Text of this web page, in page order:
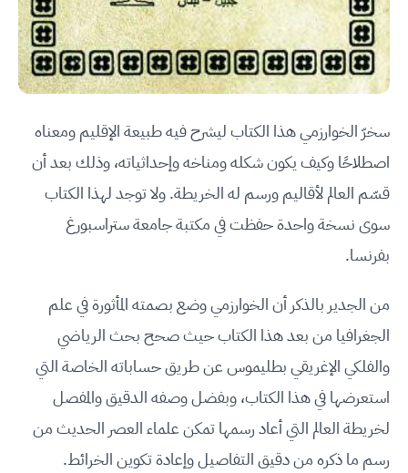
سخرّ الخوارزمي هذا الكتاب ليشرح فيه طبيعة الإقليم ومعناه
اصطلاحًا وكيف يكون شكله ومناخه وإحداثياته، وذلك بعد أن
قسّم العالم لأقاليم ورسم له الخريطة. ولا توجد لهذا الكتاب
سوى نسخة واحدة حفظت في مكتبة جامعة ستراسبورغ
بفرنسا.
من الجدير بالذكر أن الخوارزمي وضع بصمته المأثورة في علم
الجغرافيا من بعد هذا الكتاب حيث صحح بحث الرياضي
والفلكي الإغريقي بطليموس عن طريق حساباته الخاصة التي
استعرضها في هذا الكتاب، وبفضل وصفه الدقيق والمفصل
لخريطة العالم التي أعاد رسمها تمكن علماء العصر الحديث من
رسم ما ذكره من دقيق التفاصيل وإعادة تكوين الخرائط.